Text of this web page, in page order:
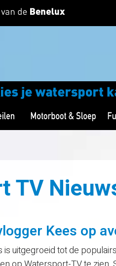
TV
Kees op
is uitgegroeid tot de